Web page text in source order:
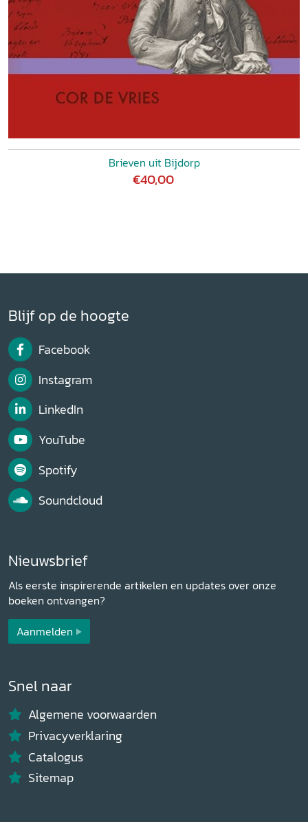
Brieven uit Bijdorp
€40,00
Blijf op de hoogte
Facebook
Instagram
LinkedIn
YouTube
Spotify
Soundcloud
Nieuwsbrief
Als eerste inspirerende artikelen en updates over onze
boeken ontvangen?
Aanmelden
Snel naar
Algemene voorwaarden
Privacyverklaring
Catalogus
Sitemap